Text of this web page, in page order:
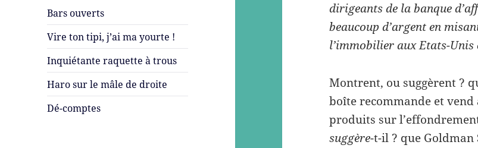
Bars ouverts
Vire ton tipi, j’ai ma yourte !
Inquiétante raquette à trous
Haro sur le mâle de droite
Dé-comptes
dirigeants de la banque
beaucoup d’argent en
l’immobilier aux Etats-Unis
Montrent, ou suggèrent ?
boîte recommande et
produits sur
suggère-t-il ? que